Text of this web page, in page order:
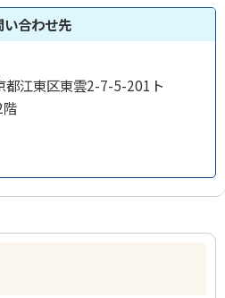
い合わせ先
都江東区東雲2-7-5-201ト
階